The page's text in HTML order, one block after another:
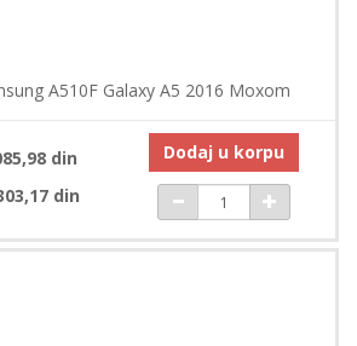
A510F Galaxy A5 2016 Moxom
din
din
Dodaj u korpu